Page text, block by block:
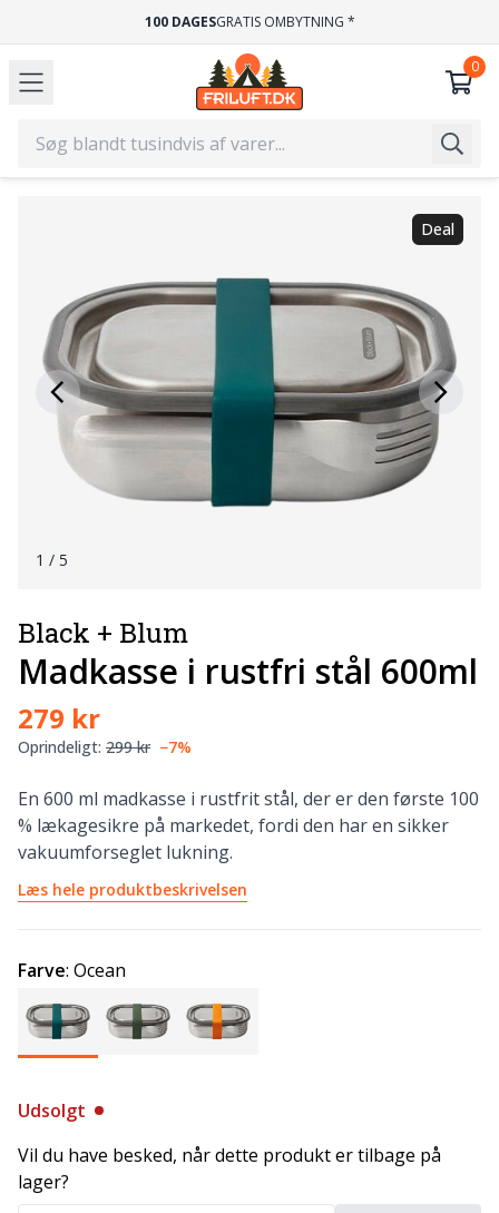
100 DAGESGRATIS OMBYTNING *
Deal
1 / 5
Black + Blum
Madkasse i rustfri stål 600ml
279 kr
Oprindeligt: 299 kr −7%
En 600 ml madkasse i rustfrit stål, der er den første 100
% lækagesikre på markedet, fordi den har en sikker
vakuumforseglet lukning.
Læs hele produktbeskrivelsen
Farve: Ocean
Udsolgt
Vil du have besked, når dette produkt er tilbage på
lager?